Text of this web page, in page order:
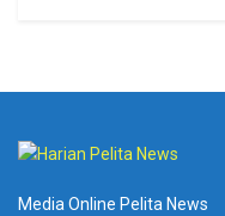
Media Online Pelita News